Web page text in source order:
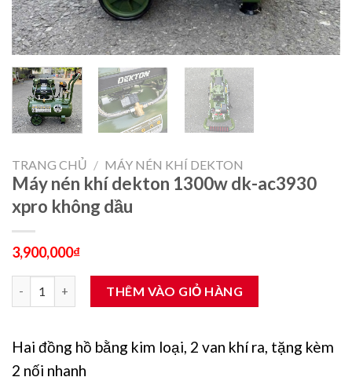
TRANG CHỦ / MÁY NÉN KHÍ DEKTON
Máy nén khí dekton 1300w dk-ac3930
xpro không dầu
3,900,000₫
Máy nén khí dekton 1300w dk-ac3930 xpro không dầu số lượng
THÊM VÀO GIỎ HÀNG
Hai đồng hồ bằng kim loại, 2 van khí ra, tặng kèm
2 nối nhanh